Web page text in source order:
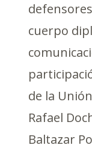
cuerpo
de la
Rafael
Baltazar